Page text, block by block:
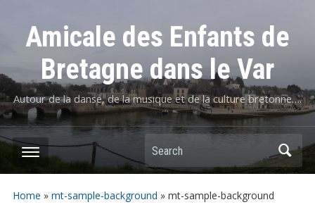
Amicale des Enfants de
Bretagne dans le Var
Autour de la danse, de la musique et de la culture bretonne….
Home » mt-sample-background » mt-sample-background